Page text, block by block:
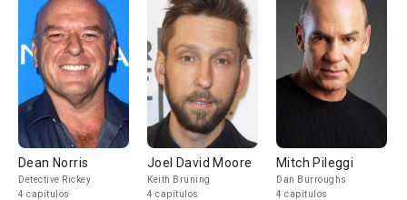
Dean Norris
Detective Rickey
4 capítulos
Joel David Moore
Keith Bruning
4 capítulos
Mitch Pileggi
Dan Burroughs
4 capítulos